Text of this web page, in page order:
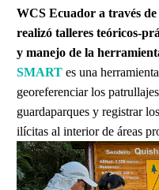
WCS Ecuador a través de
realizó talleres teóricos-
y manejo de la
SMART es una
georeferenciar los
guardaparques y registrar
ilícitas al interior de áreas